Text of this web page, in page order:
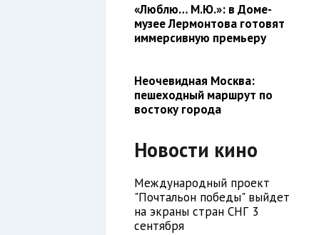
«Люблю… М.Ю.»: в Доме-
музее Лермонтова готовят
иммерсивную премьеру
Неочевидная Москва:
пешеходный маршрут по
востоку города
Новости кино
Международный проект
"Почтальон победы" выйдет
на экраны стран СНГ 3
сентября